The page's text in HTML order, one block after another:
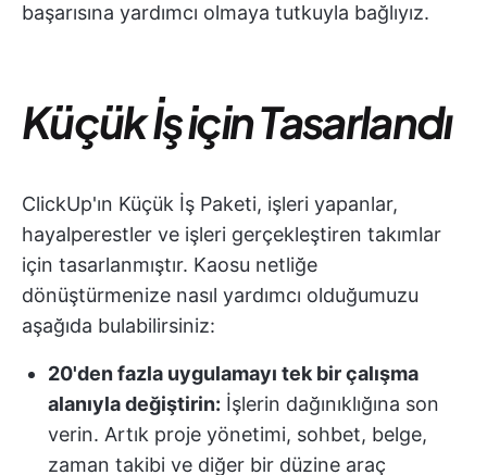
başarısına yardımcı olmaya tutkuyla bağlıyız.
Küçük İş için Tasarlandı
ClickUp'ın Küçük İş Paketi, işleri yapanlar,
hayalperestler ve işleri gerçekleştiren takımlar
için tasarlanmıştır. Kaosu netliğe
dönüştürmenize nasıl yardımcı olduğumuzu
aşağıda bulabilirsiniz:
20'den fazla uygulamayı tek bir çalışma
alanıyla değiştirin: İşlerin dağınıklığına son
verin. Artık proje yönetimi, sohbet, belge,
zaman takibi ve diğer bir düzine araç